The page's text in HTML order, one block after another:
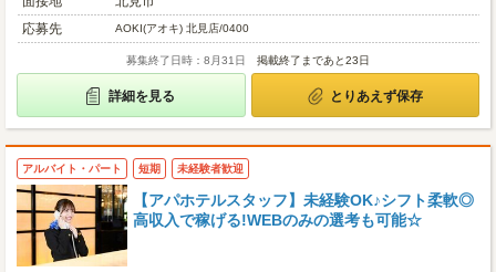
応募先
AOKI(アオキ) 北見店/0400
募集終了日時：8月31日 掲載終了まであと23日
詳細を見る とりあえず保存
アルバイト・パート 短期 未経験者歓迎
【アパホテルスタッフ】未経験OK♪シフト柔軟◎
高収入で稼げる!WEBのみの選考も可能☆